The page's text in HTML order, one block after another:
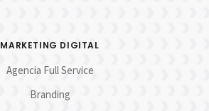
MARKETING DIGITAL
Agencia Full Service
Branding